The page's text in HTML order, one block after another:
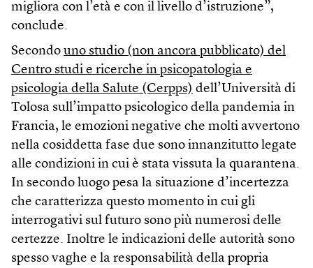
migliora con l’età e con il livello d’istruzione”,
conclude.
Secondo uno studio (non ancora pubblicato) del
Centro studi e ricerche in psicopatologia e
psicologia della Salute (Cerpps) dell’Università di
Tolosa sull’impatto psicologico della pandemia in
Francia, le emozioni negative che molti avvertono
nella cosiddetta fase due sono innanzitutto legate
alle condizioni in cui è stata vissuta la quarantena.
In secondo luogo pesa la situazione d’incertezza
che caratterizza questo momento in cui gli
interrogativi sul futuro sono più numerosi delle
certezze. Inoltre le indicazioni delle autorità sono
spesso vaghe e la responsabilità della propria